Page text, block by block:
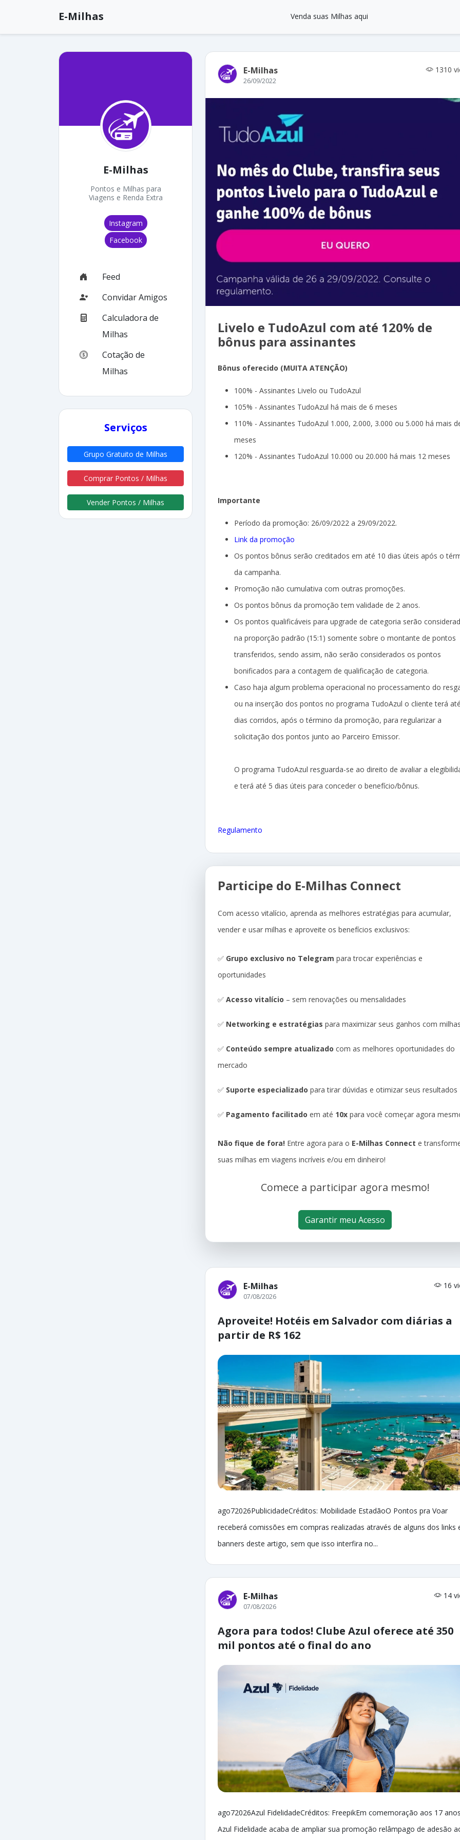
E-Milhas Venda suas Milhas aqui
E-Milhas
Pontos e Milhas para
Viagens e Renda Extra
Instagram
Facebook
Feed
Convidar Amigos
Calculadora de
Milhas
Cotação de
Milhas
Serviços
Grupo Gratuito de Milhas
Comprar Pontos / Milhas
Vender Pontos / Milhas
E-Milhas 1310
26/09/2022
Livelo e TudoAzul com até 120% de
bônus para assinantes
Bônus oferecido (MUITA ATENÇÃO)
100% - Assinantes Livelo ou TudoAzul
105% - Assinantes TudoAzul há mais de 6 meses
110% - Assinantes TudoAzul 1.000, 2.000, 3.000 ou 5.000 há mais
meses
120% - Assinantes TudoAzul 10.000 ou 20.000 há mais 12 meses
Importante
Período da promoção: 26/09/2022 a 29/09/2022.
Link da promoção
Os pontos bônus serão creditados em até 10 dias úteis após o
da campanha.
Promoção não cumulativa com outras promoções.
Os pontos bônus da promoção tem validade de 2 anos.
Os pontos qualificáveis para upgrade de categoria serão
na proporção padrão (15:1) somente sobre o montante de pontos
transferidos, sendo assim, não serão considerados os pontos
bonificados para a contagem de qualificação de categoria.
Caso haja algum problema operacional no processamento do
ou na inserção dos pontos no programa TudoAzul o cliente terá
dias corridos, após o término da promoção, para regularizar a
solicitação dos pontos junto ao Parceiro Emissor.
O programa TudoAzul resguarda-se ao direito de avaliar a
e terá até 5 dias úteis para conceder o benefício/bônus.
Regulamento
Participe do E-Milhas Connect
Com acesso vitalício, aprenda as melhores estratégias para acumular,
vender e usar milhas e aproveite os benefícios exclusivos:
✅ Grupo exclusivo no Telegram para trocar experiências e
oportunidades
✅ Acesso vitalício – sem renovações ou mensalidades
✅ Networking e estratégias para maximizar seus ganhos com
✅ Conteúdo sempre atualizado com as melhores oportunidades do
mercado
✅ Suporte especializado para tirar dúvidas e otimizar seus resultados
✅ Pagamento facilitado em até 10x para você começar agora
Não fique de fora! Entre agora para o E-Milhas Connect e
suas milhas em viagens incríveis e/ou em dinheiro!
Comece a participar agora mesmo!
Garantir meu Acesso
E-Milhas 16
07/08/2026
Aproveite! Hotéis em Salvador com diárias a
partir de R$ 162
ago72026PublicidadeCréditos: Mobilidade EstadãoO Pontos pra Voar
receberá comissões em compras realizadas através de alguns dos links
banners deste artigo, sem que isso interfira no...
E-Milhas 14
07/08/2026
Agora para todos! Clube Azul oferece até 350
mil pontos até o final do ano
ago72026Azul FidelidadeCréditos: FreepikEm comemoração aos 17
Azul Fidelidade acaba de ampliar sua promoção relâmpago de adesão